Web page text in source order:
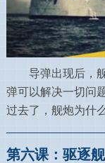
导弹出现后，
弹可以解决一切问
过去了，舰炮为什
第六课：驱逐